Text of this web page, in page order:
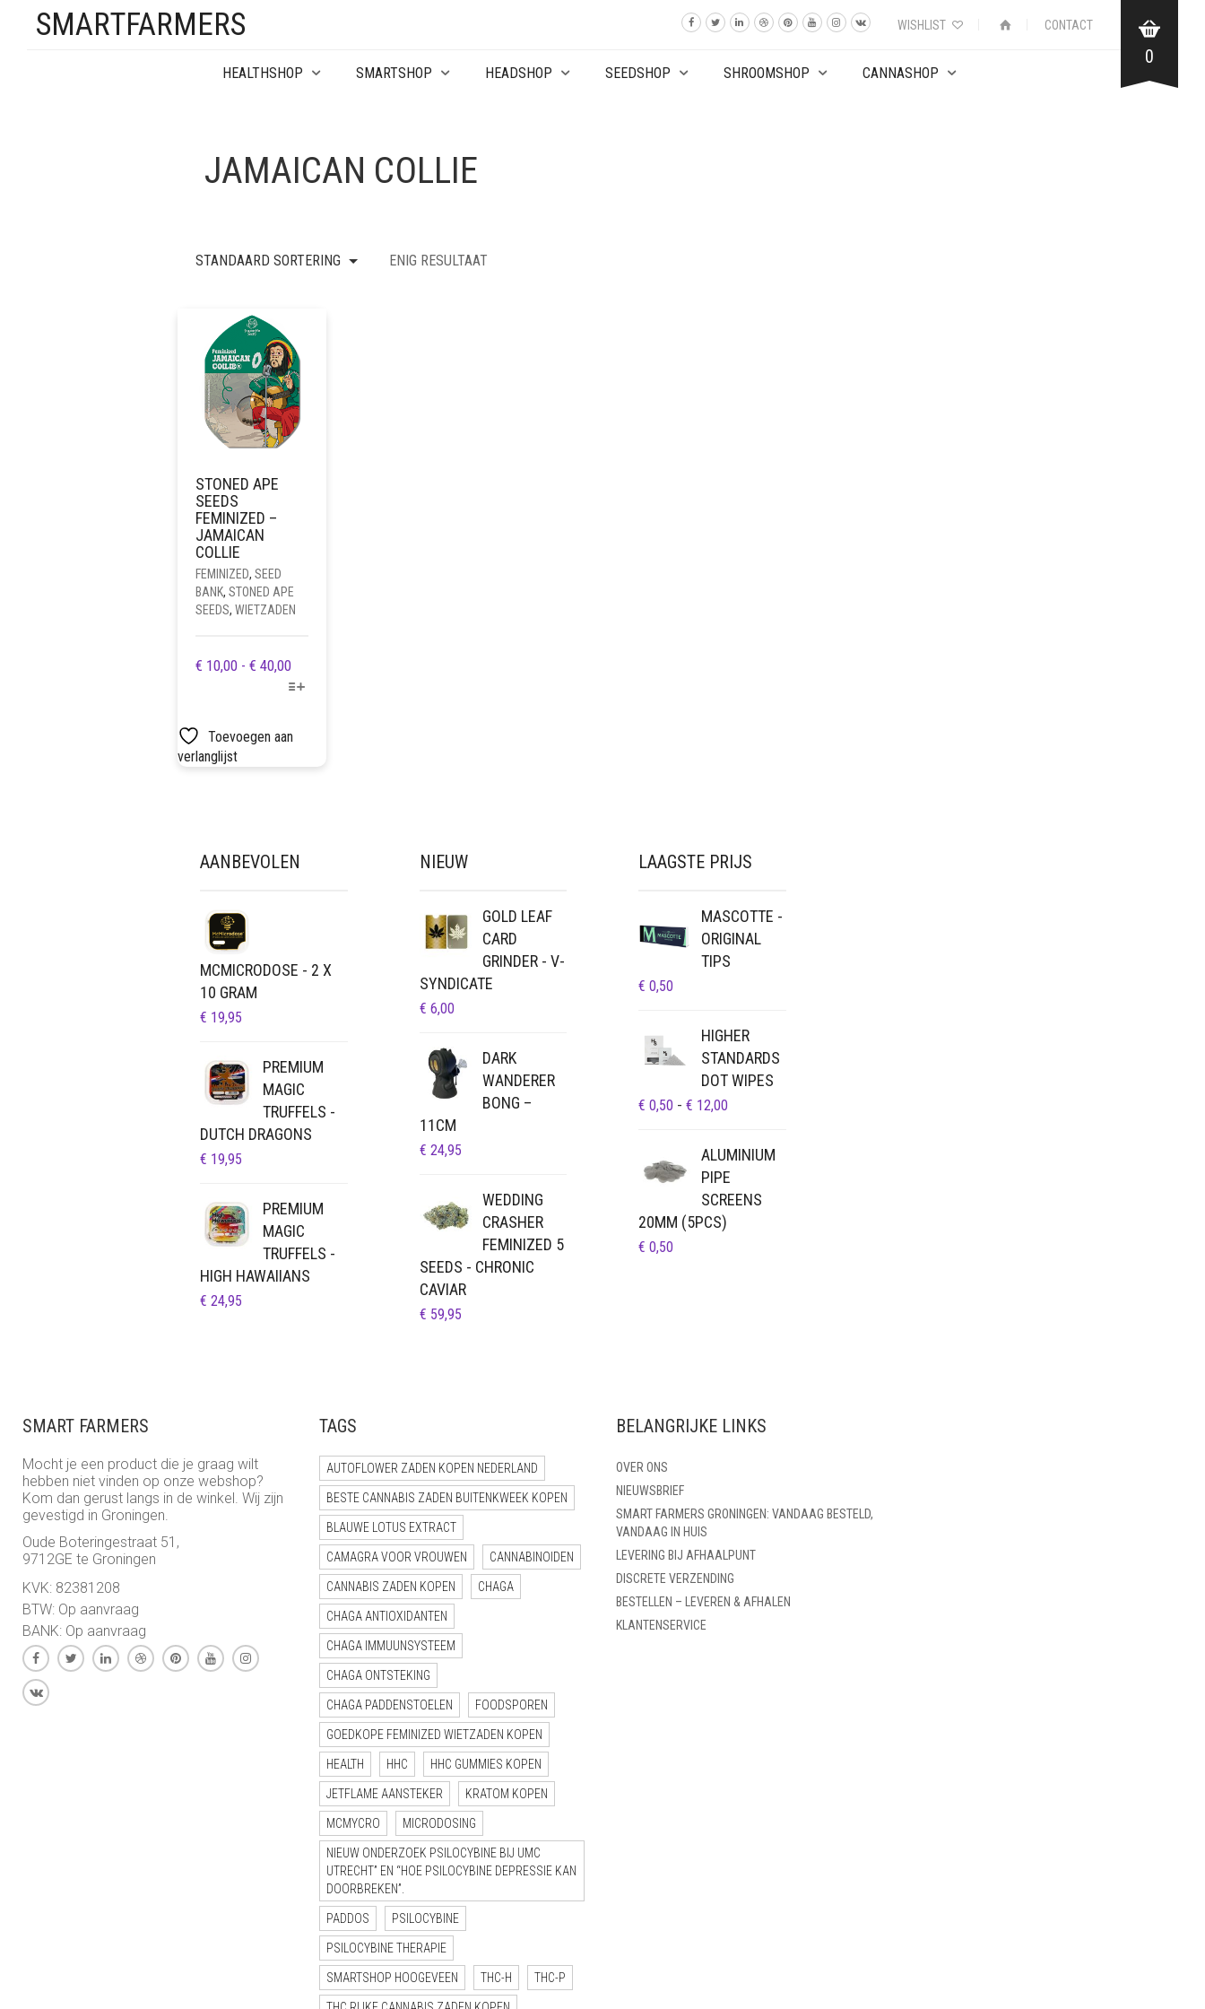
SMARTFARMERS WISHLIST CONTACT
0
HEALTHSHOP SMARTSHOP HEADSHOP SEEDSHOP SHROOMSHOP CANNASHOP
JAMAICAN COLLIE
STANDAARD SORTERING ENIG RESULTAAT
STONED APE
SEEDS
FEMINIZED –
JAMAICAN
COLLIE
FEMINIZED, SEED
BANK, STONED APE
SEEDS, WIETZADEN
€ 10,00 - € 40,00PRIJSKLASSE:
€ 10,00
DIT
PRODUCT
VARIATIES.
OP
Toevoegen aan
verlanglijst
AANBEVOLEN
MCMICRODOSE - 2 X
10 GRAM
€ 19,95
PREMIUM
MAGIC
TRUFFELS -
DUTCH DRAGONS
€ 19,95
PREMIUM
MAGIC
TRUFFELS -
HIGH HAWAIIANS
€ 24,95
NIEUW
GOLD LEAF
CARD
GRINDER - V-
SYNDICATE
€ 6,00
DARK
WANDERER
BONG –
11CM
€ 24,95
WEDDING
CRASHER
FEMINIZED 5
SEEDS - CHRONIC
CAVIAR
€ 59,95
LAAGSTE PRIJS
MASCOTTE -
ORIGINAL
TIPS
€ 0,50
HIGHER
STANDARDS
DOT WIPES
€ 0,50 - € 12,00
€ 12,00
ALUMINIUM
PIPE
SCREENS
20MM (5PCS)
€ 0,50
SMART FARMERS
Mocht je een product die je graag wilt
hebben niet vinden op onze webshop?
Kom dan gerust langs in de winkel. Wij zijn
gevestigd in Groningen.
Oude Boteringestraat 51,
9712GE te Groningen
KVK: 82381208
BTW: Op aanvraag
BANK: Op aanvraag
TAGS
AUTOFLOWER ZADEN KOPEN NEDERLAND
BESTE CANNABIS ZADEN BUITENKWEEK KOPEN
BLAUWE LOTUS EXTRACT
CAMAGRA VOOR VROUWEN CANNABINOIDEN
CANNABIS ZADEN KOPEN CHAGA
CHAGA ANTIOXIDANTEN
CHAGA IMMUUNSYSTEEM
CHAGA ONTSTEKING
CHAGA PADDENSTOELEN FOODSPOREN
GOEDKOPE FEMINIZED WIETZADEN KOPEN
HEALTH HHC HHC GUMMIES KOPEN
JETFLAME AANSTEKER KRATOM KOPEN
MCMYCRO MICRODOSING
NIEUW ONDERZOEK PSILOCYBINE BIJ UMC
UTRECHT” EN “HOE PSILOCYBINE DEPRESSIE KAN
DOORBREKEN”.
PADDOS PSILOCYBINE
PSILOCYBINE THERAPIE
SMARTSHOP HOOGEVEEN THC-H THC-P
BELANGRIJKE LINKS
OVER ONS
NIEUWSBRIEF
SMART FARMERS GRONINGEN: VANDAAG BESTELD,
VANDAAG IN HUIS
LEVERING BIJ AFHAALPUNT
DISCRETE VERZENDING
BESTELLEN – LEVEREN & AFHALEN
KLANTENSERVICE